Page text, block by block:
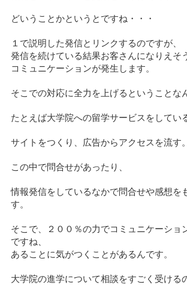
どいうことかというとですね・・・
１で説明した発信とリンクするのですが、
発信を続けている結果お客さんになりえそ
コミュニケーションが発生します。
そこでの対応に全力を上げるということな
たとえば大学院への留学サービスをしてい
サイトをつくり、広告からアクセスを流す。
この中で問合せがあったり、
情報発信をしているなかで問合せや感想を
す。
そこで、２００％の力でコミュニケーショ
ですね、
あることに気がつくことがあるんです。
大学院の進学について相談をすごく受ける